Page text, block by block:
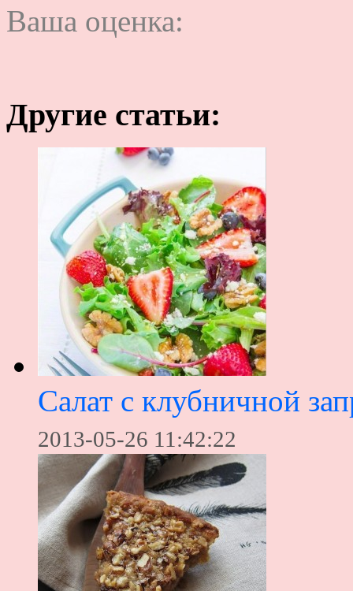
Ваша оценка:
Другие статьи:
Салат с клубничной
2013-05-26 11:42:22